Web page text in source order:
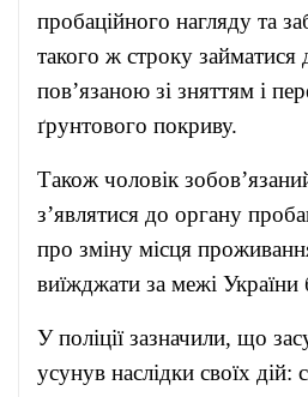
пробаційного нагляду та
такого ж строку займатися
пов’язаною зі зняттям і
ґрунтового покриву.
Також чоловік
з’являтися до органу
про зміну місця
виїжджати за межі
У поліції зазначили, що
усунув наслідки своїх дій: